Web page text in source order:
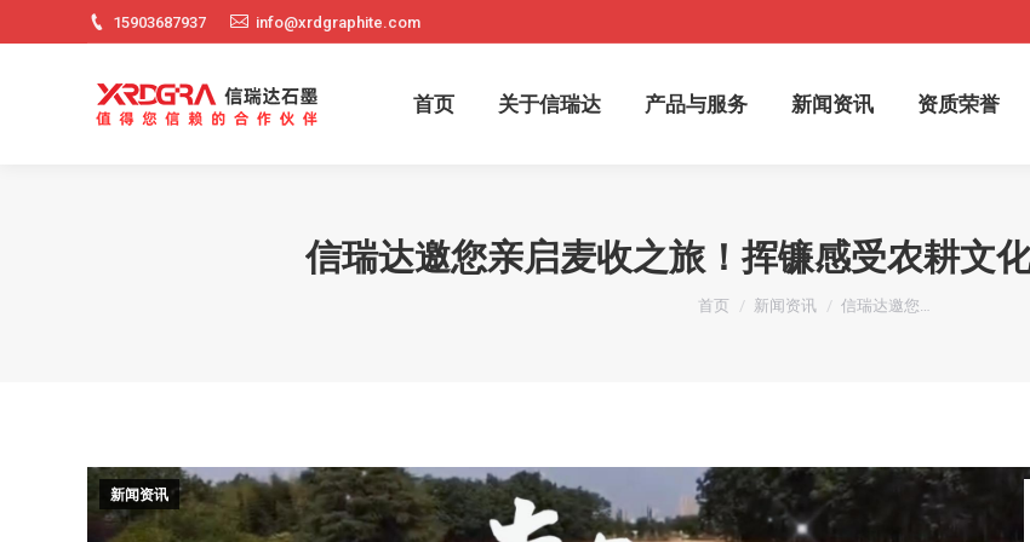
15903687937 info@xrdgraphite.com
首页 关于信瑞达 产品与服务 新闻资讯 资质荣誉
信瑞达邀您亲启麦收之旅！挥镰感受农耕文
您在这里：
首页 新闻资讯 信瑞达邀您…
新闻资讯
首页 关于信瑞达 产品与服务 新闻资讯 资质荣誉